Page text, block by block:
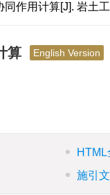
同作用计算[J]. 岩土
算 English Version
HTML
施引